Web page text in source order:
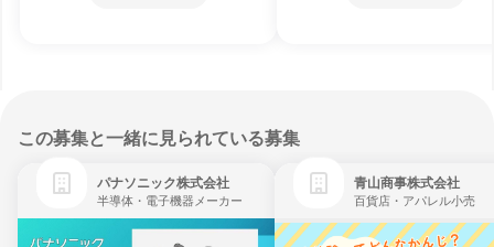
この募集と一緒に見られている募集
パナソニック株式会社
半導体・電子機器メーカー
青山商事株式会社
百貨店・アパレル小売